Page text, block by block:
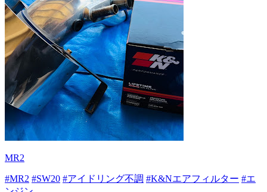
MR2
#MR2 #SW20 #アイドリング不調 #K&Nエアフィルター #エ